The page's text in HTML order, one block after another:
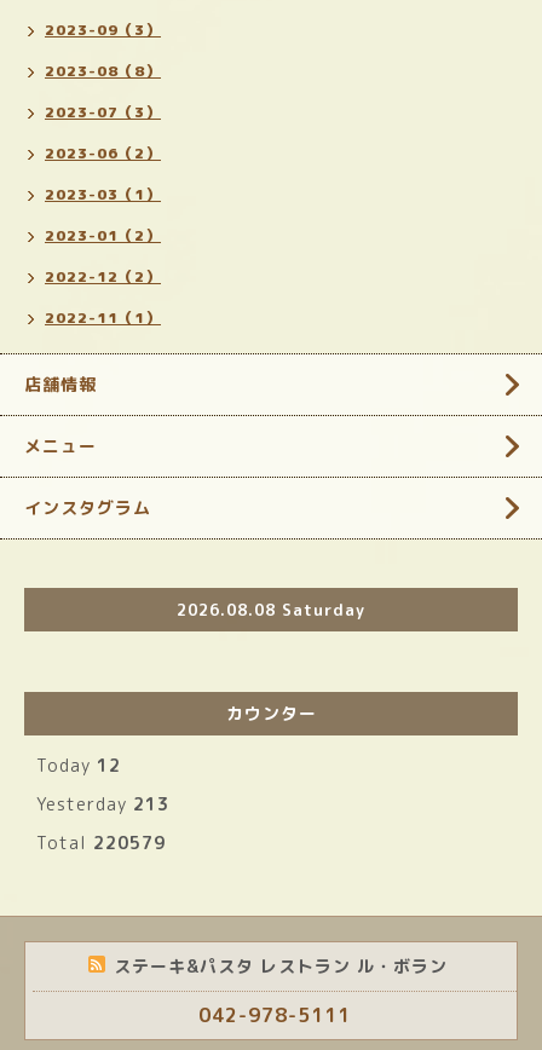
2023-09（3）
2023-08（8）
2023-07（3）
2023-06（2）
2023-03（1）
2023-01（2）
2022-12（2）
2022-11（1）
店舗情報
メニュー
インスタグラム
2026.08.08 Saturday
カウンター
Today 12
Yesterday 213
Total 220579
ステーキ&パスタ レストラン ル・ボラン
042-978-5111